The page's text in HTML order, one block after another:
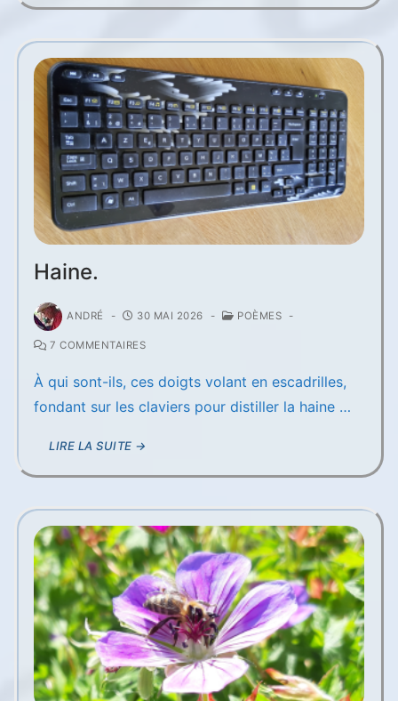
Haine.
ANDRÉ - 30 MAI 2026 - POÈMES -
7 COMMENTAIRES
À qui sont-ils, ces doigts volant en escadrilles,
fondant sur les claviers pour distiller la haine …
LIRE LA SUITE →